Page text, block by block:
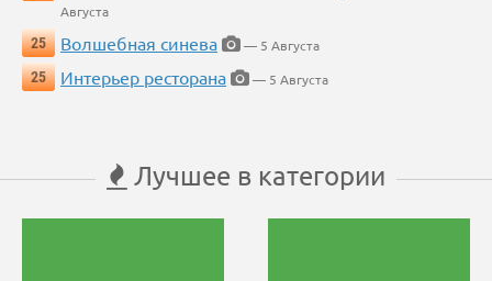
Августа
25
Волшебная синева
— 5 Августа
25
Интерьер ресторана — 5 Августа
Лучшее в категории